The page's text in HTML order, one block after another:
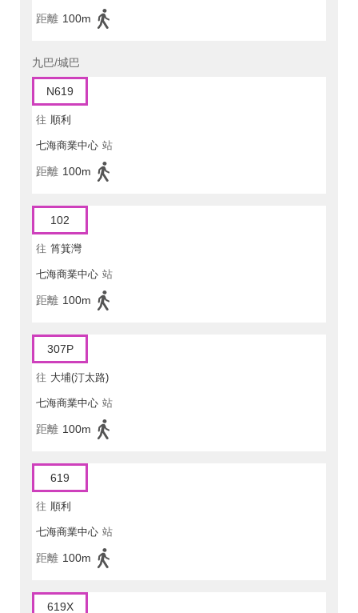
距離 100m
九巴/城巴
N619
往 順利
七海商業中心 站
距離 100m
102
往 筲箕灣
七海商業中心 站
距離 100m
307P
往 大埔(汀太路)
七海商業中心 站
距離 100m
619
往 順利
七海商業中心 站
距離 100m
619X